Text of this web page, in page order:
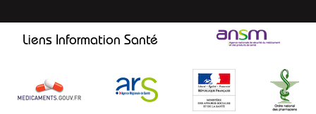
Liens Information Santé